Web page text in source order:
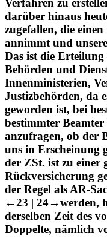
Verfahren zu
darüber hinaus
zugefallen, die
annimmt und
Das ist die Erteilung
Behörden und
Innenministerien,
Justizbehörden, da
geworden ist, bei
bestimmter
anzufragen, ob der
uns in Erscheinung
der ZSt. ist zu einer
Rückversicherung
der Regel als AR-
←23 | 24→werden,
derselben Zeit des
Doppelte, nämlich